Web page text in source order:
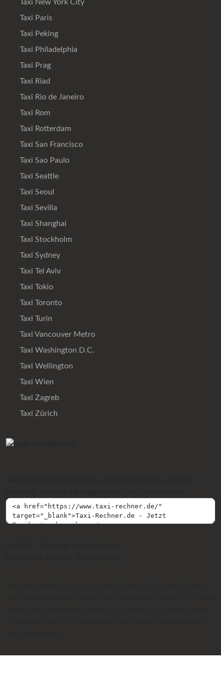
Taxi New York City
Taxi Paris
Taxi Peking
Taxi Philadelphia
Taxi Prag
Taxi Riad
Taxi Rio de Janeiro
Taxi Rom
Taxi Rotterdam
Taxi San Francisco
Taxi Sao Paulo
Taxi Seattle
Taxi Seoul
Taxi Sevilla
Taxi Shanghai
Taxi Stockholm
Taxi Sydney
Taxi Tel Aviv
Taxi Tokio
Taxi Toronto
Taxi Turin
Taxi Vancouver Metro
Taxi Washington D.C.
Taxi Wellington
Taxi Wien
Taxi Zagreb
Taxi Zürich